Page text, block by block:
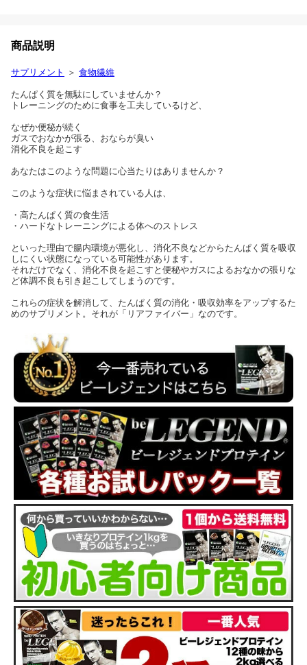
商品説明
サプリメント ＞ 食物繊維
たんぱく質を無駄にしていませんか？
トレーニングのために食事を工夫しているけど、
なぜか便秘が続く
ガスでおなかが張る、おならが臭い
消化不良を起こす
あなたはこのような問題に心当たりはありませんか？
このような症状に悩まされている人は、
・高たんぱく質の食生活
・ハードなトレーニングによる体へのストレス
といった理由で腸内環境が悪化し、消化不良などからたんぱく質を吸収
しにくい状態になっている可能性があります。
それだけでなく、消化不良を起こすと便秘やガスによるおなかの張りな
ど体調不良も引き起こしてしまうのです。
これらの症状を解消して、たんぱく質の消化・吸収効率をアップするた
めのサプリメント。それが「リアファイバー」なのです。